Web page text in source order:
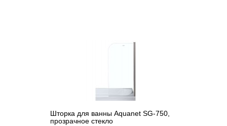
Шторка для ванны Aquanet SG-750,
прозрачное стекло